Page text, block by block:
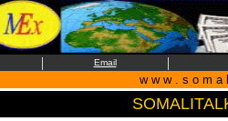
| Email |
w w w . s o m a